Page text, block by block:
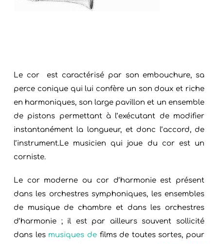
Le cor est caractérisé par son embouchure, sa
perce conique qui lui confère un son doux et riche
en harmoniques, son large pavillon et un ensemble
de pistons permettant à l’exécutant de modifier
instantanément la longueur, et donc l’accord, de
l’instrument.Le musicien qui joue du cor est un
corniste.
Le cor moderne ou cor d’harmonie est présent
dans les orchestres symphoniques, les ensembles
de musique de chambre et dans les orchestres
d’harmonie ; il est par ailleurs souvent sollicité
dans les musiques de films de toutes sortes, pour